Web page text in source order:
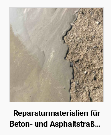
Reparaturmaterialien für
Beton- und Asphaltstraßen